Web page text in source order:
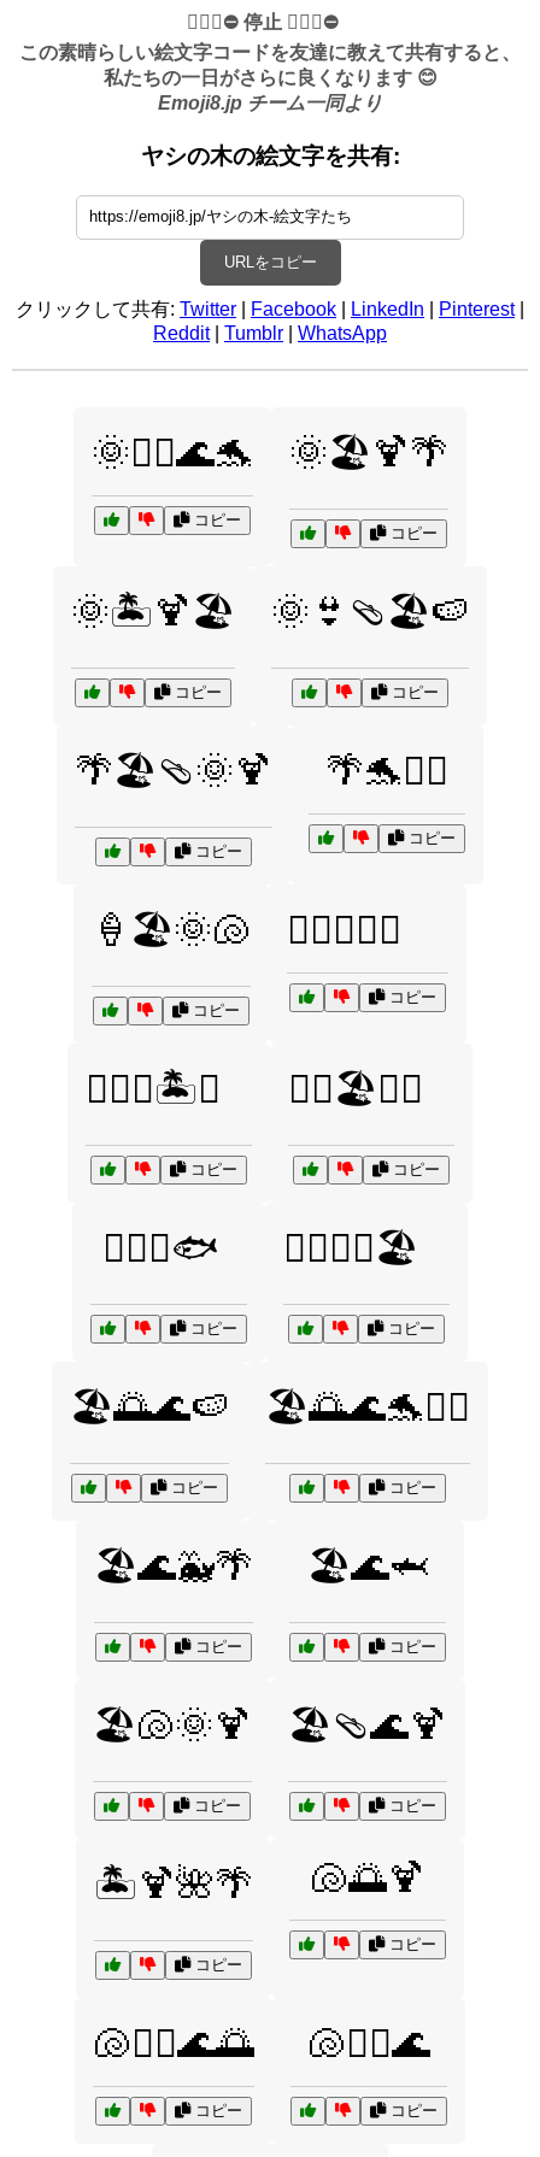
✋🏻🛑⛔️ 停止 ✋🏻🛑⛔️
この素晴らしい絵文字コードを友達に教えて共有すると、
私たちの一日がさらに良くなります 😊
Emoji8.jp チーム一同より
ヤシの木の絵文字を共有:
URLをコピー
クリックして共有: Twitter Facebook LinkedIn Pinterest|
Reddit| Tumblr WhatsApp
🌞🏊‍♂️🌊🐬
コピー
🌞🏖️🍹🌴
コピー
🌞🏝️🍹🏖️
コピー
🌞👙🩴🏖️🍉
コピー
🌴🏖️🩴🌞🍹
コピー
🌴🐬🏄‍♂️
コピー
🍦🏖️🌞🐚
コピー
🏄‍♂️🌅🌊🍉
コピー
🏄‍♂️🌴🏝️🌞
コピー
🏊‍♀️🏖️🌊🐠
コピー
🏊‍♂️🌊🐟
コピー
🏊‍♂️🐠🌊🏖️
コピー
🏖️🌅🌊🍉
コピー
🏖️🌅🌊🐬🏊‍♀️
コピー
🏖️🌊🐳🌴
コピー
🏖️🌊🦈
コピー
🏖️🐚🌞🍹
コピー
🏖️🩴🌊🍹
コピー
🏝️🍹🌺🌴
コピー
🐚🌅🍹
コピー
🐚🏄‍♀️🌊🌅
コピー
🐚🏄‍♂️🌊
コピー